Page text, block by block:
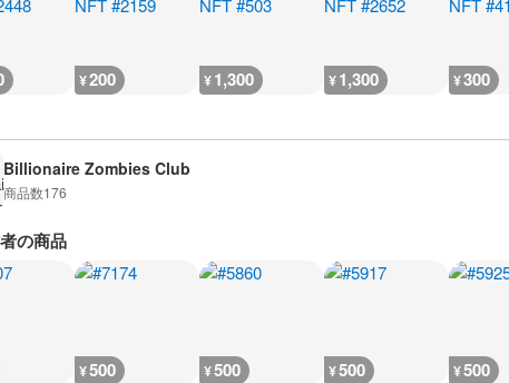
¥200 ¥1,300 ¥1,300 ¥300
Billionaire Zombies Club
商品数176
の商品
¥500 ¥500 ¥500 ¥500